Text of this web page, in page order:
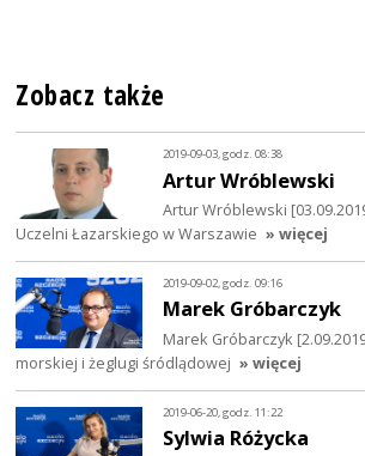
Zobacz także
2019-09-03, godz. 08:38
Artur Wróblewski
Artur Wróblewski
Uczelni Łazarskiego w Warszawie » więcej
2019-09-02, godz. 09:16
Marek Gróbarczyk
Marek Gróbarczyk
morskiej i żeglugi śródlądowej » więcej
2019-06-20, godz. 11:22
Sylwia Różycka